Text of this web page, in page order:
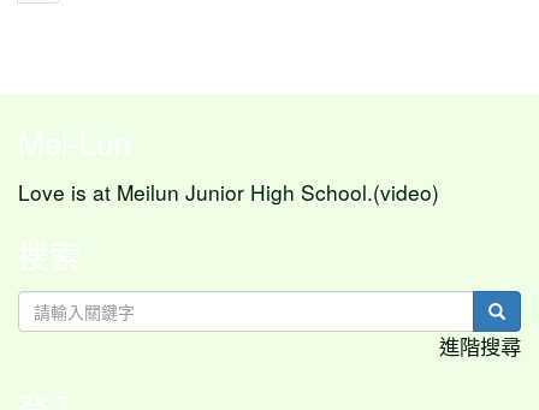
Mei-Lun
Love is at Meilun Junior High School.(video)
搜索
進階搜尋